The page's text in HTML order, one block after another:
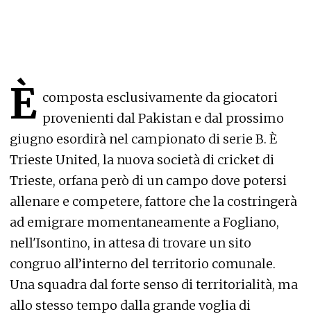
È composta esclusivamente da giocatori
provenienti dal Pakistan e dal prossimo
giugno esordirà nel campionato di serie B. È
Trieste United, la nuova società di cricket di
Trieste, orfana però di un campo dove potersi
allenare e competere, fattore che la costringerà
ad emigrare momentaneamente a Fogliano,
nell'Isontino, in attesa di trovare un sito
congruo all’interno del territorio comunale.
Una squadra dal forte senso di territorialità, ma
allo stesso tempo dalla grande voglia di